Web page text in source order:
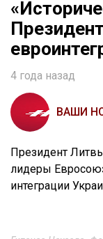
4 года назад
ВАШИ
Президент
лидеры
интеграции